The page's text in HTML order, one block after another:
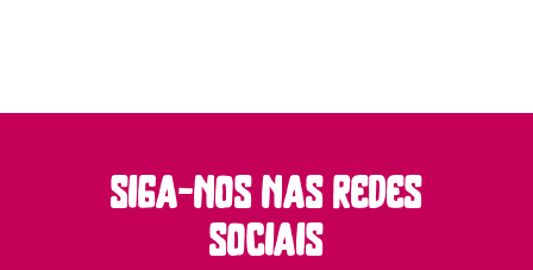
siga-nos nas redes
sociais